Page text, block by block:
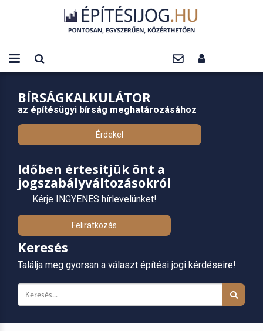
BÍRSÁGKALKULÁTOR
az építésügyi bírság meghatározásához
Érdekel
Időben értesítjük önt a
jogszabályváltozásokról
Kérje INGYENES hírlevelünket!
Feliratkozás
Keresés
Találja meg gyorsan a választ építési jogi kérdéseire!